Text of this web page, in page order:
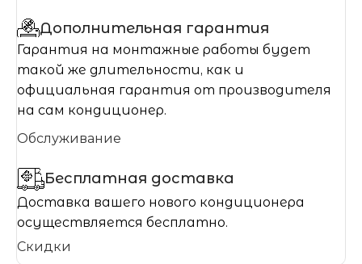
Дополнительная гарантия
Гарантия на монтажные работы будет
такой же длительности, как и
официальная гарантия от производителя
на сам кондиционер.
Обслуживание
Бесплатная доставка
Доставка вашего нового кондиционера
осуществляется бесплатно.
Скидки